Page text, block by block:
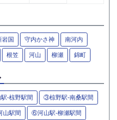
岩国 守内かさ神 南河内
根笠 河山 柳瀬 錦町
-椋野駅間 ③椋野駅-南桑駅間
山駅間 ⑥河山駅-柳瀬駅間